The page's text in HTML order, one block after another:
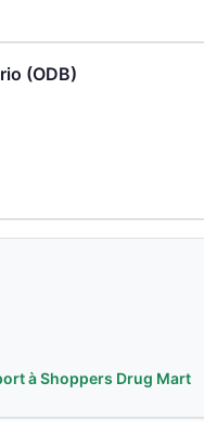
(ODB)
à Shoppers Drug Mart